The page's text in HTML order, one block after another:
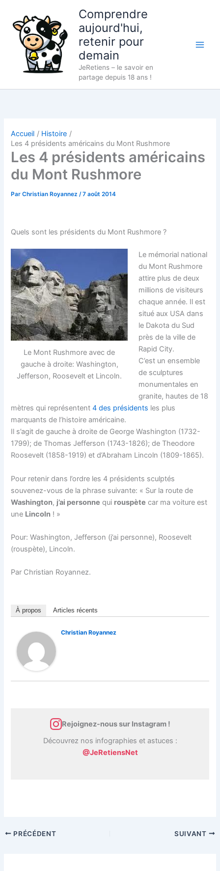
contenu
Comprendre
aujourd'hui,
retenir pour
demain
JeRetiens – le savoir en
partage depuis 18 ans !
Accueil
Histoire
Les 4 présidents américains du Mont Rushmore
Les 4 présidents américains
du Mont Rushmore
ParChristian Royannez/7 août 2014
Quels sont les présidents du Mont Rushmore ?
Le Mont Rushmore avec de
gauche à droite: Washington,
Jefferson, Roosevelt et Lincoln.
Le mémorial national
du Mont Rushmore
attire plus de deux
millions de visiteurs
chaque année. Il est
situé aux USA dans
le Dakota du Sud
près de la ville de
Rapid City.
C’est un ensemble
de sculptures
monumentales en
granite, hautes de 18
mètres qui représentent4 des présidents les plus
marquants de l’histoire américaine.
Il s’agit de gauche à droite de George Washington (1732-
1799); de Thomas Jefferson (1743-1826); de Theodore
Roosevelt (1858-1919) et d’Abraham Lincoln (1809-1865).
Pour retenir dans l’ordre les 4 présidents sculptés
souvenez-vous de la phrase suivante: « Sur la route de
Washington, j’ai personne qui rouspète car ma voiture est
une Lincoln ! »
Pour:Washington, Jefferson (j’ai personne), Roosevelt
(rouspète), Lincoln.
Par Christian Royannez.
À propos Articles récents
Christian Royannez
Rejoignez-nous sur Instagram !
Découvrez nos infographies et astuces :
@JeRetiensNet
PRÉCÉDENT SUIVANT